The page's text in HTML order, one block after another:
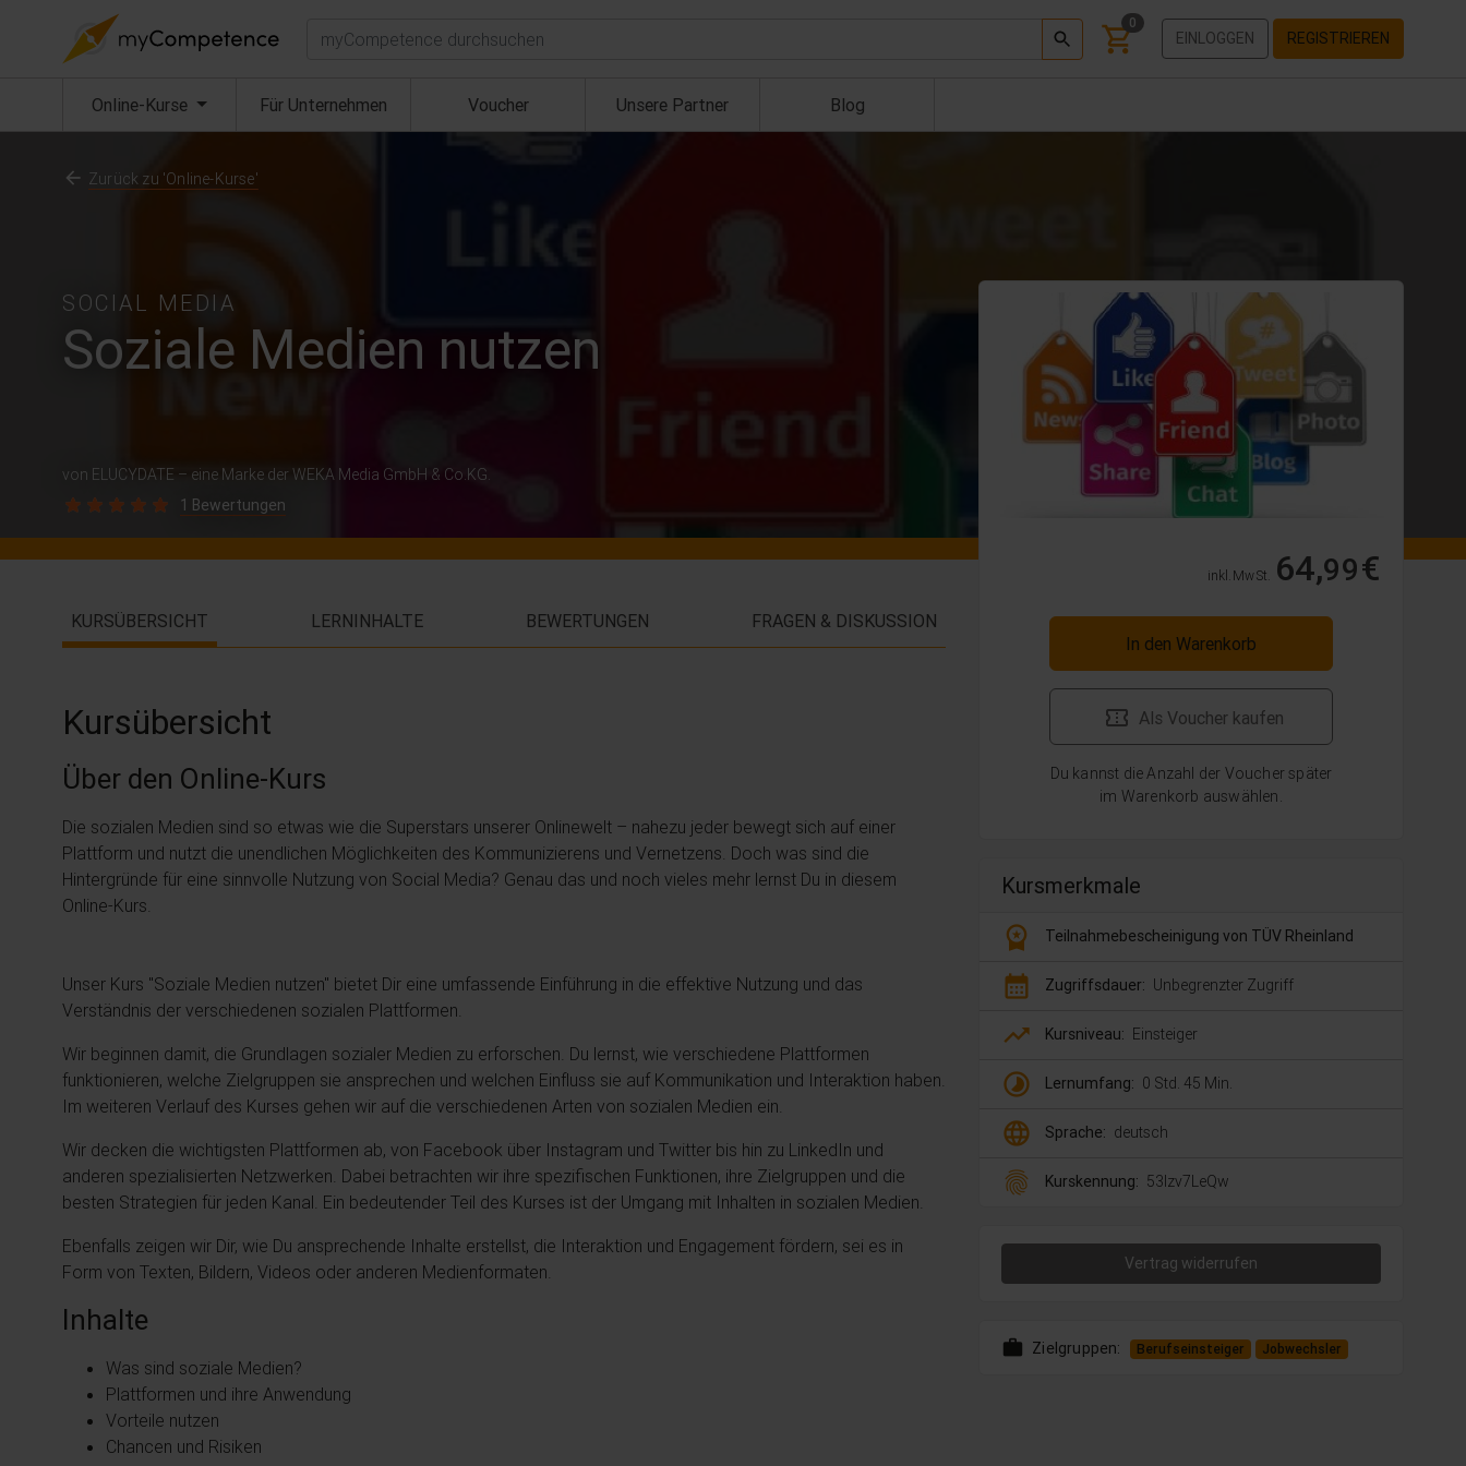
Suchen 0
EINLOGGEN REGISTRIEREN
Online-Kurse (aktuell) Für Unternehmen Voucher Unsere Partner Blog
SOCIAL MEDIA
Soziale Medien nutzen
von ELUCYDATE – eine Marke der WEKA Media GmbH & Co.KG.
1 Bewertungen
Zurück zu 'Online-Kurse'
inkl. MwSt. 64,99€
In den Warenkorb
Als Voucher kaufen
Du kannst die Anzahl der Voucher später
im Warenkorb auswählen.
Kursmerkmale
workspace_premium Teilnahmebescheinigung von TÜV Rheinland
calendar_month Zugriffsdauer: Unbegrenzter Zugriff
trending_up Kursniveau: Einsteiger
timelapse Lernumfang: 0 Std. 45 Min.
language Sprache: deutsch
fingerprint Kurskennung: 53lzv7LeQw
Vertrag widerrufen
work Zielgruppen: Berufseinsteiger Jobwechsler
KURSÜBERSICHT LERNINHALTE BEWERTUNGEN FRAGEN & DISKUSSION
Kursübersicht
Über den Online-Kurs
Die sozialen Medien sind so etwas wie die Superstars unserer Onlinewelt – nahezu jeder bewegt sich auf einer
Plattform und nutzt die unendlichen Möglichkeiten des Kommunizierens und Vernetzens. Doch was sind die
Hintergründe für eine sinnvolle Nutzung von Social Media? Genau das und noch vieles mehr lernst Du in diesem
Online-Kurs.
Unser Kurs "Soziale Medien nutzen" bietet Dir eine umfassende Einführung in die effektive Nutzung und das
Verständnis der verschiedenen sozialen Plattformen.
Wir beginnen damit, die Grundlagen sozialer Medien zu erforschen. Du lernst, wie verschiedene Plattformen
funktionieren, welche Zielgruppen sie ansprechen und welchen Einfluss sie auf Kommunikation und Interaktion haben.
Im weiteren Verlauf des Kurses gehen wir auf die verschiedenen Arten von sozialen Medien ein.
Wir decken die wichtigsten Plattformen ab, von Facebook über Instagram und Twitter bis hin zu LinkedIn und
anderen spezialisierten Netzwerken. Dabei betrachten wir ihre spezifischen Funktionen, ihre Zielgruppen und die
besten Strategien für jeden Kanal. Ein bedeutender Teil des Kurses ist der Umgang mit Inhalten in sozialen Medien.
Ebenfalls zeigen wir Dir, wie Du ansprechende Inhalte erstellst, die Interaktion und Engagement fördern, sei es in
Form von Texten, Bildern, Videos oder anderen Medienformaten.
Inhalte
Was sind soziale Medien?
Plattformen und ihre Anwendung
Vorteile nutzen
Chancen und Risiken